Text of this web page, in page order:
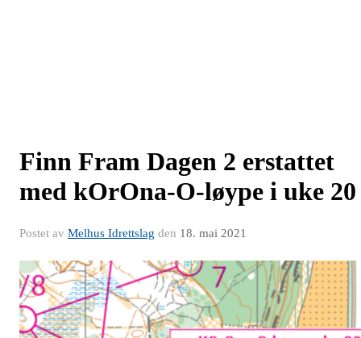
Finn Fram Dagen 2 erstattet
med kOrOna-O-løype i uke 20
Postet av Melhus Idrettslag den 18. mai 2021